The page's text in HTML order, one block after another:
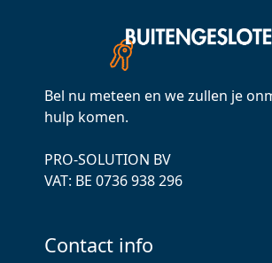
Bel nu meteen en we zullen je
hulp komen.
PRO-SOLUTION BV
VAT: ВЕ 0736 938 296
Contact info